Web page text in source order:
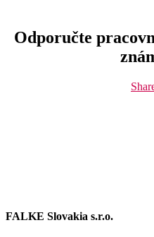
Odporučte
FALKE Slovakia s.r.o.